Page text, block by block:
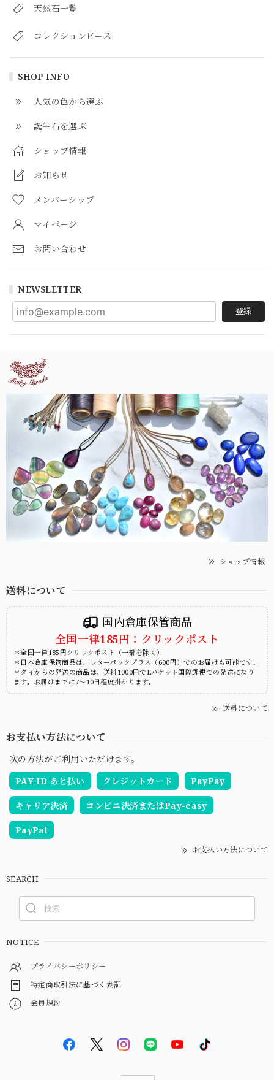
天然石一覧
コレクションピース
SHOP INFO
人気の色から選ぶ
誕生石を選ぶ
ショップ情報
お知らせ
メンバーシップ
マイページ
お問い合わせ
NEWSLETTER
登録
ショップ情報
送料について
国内倉庫保管商品
全国一律185円：クリックポスト
＊全国一律185円クリックポスト（一部を除く）
＊日本倉庫保管商品は、レターパックプラス（600円）でのお届けも可能です。
＊タイからの発送の商品は、送料1000円でEパケット国際郵便での発送になり
ます。お届けまでに7～10日程度掛かります。
送料について
お支払い方法について
次の方法がご利用いただけます。
PAY ID あと払い
クレジットカード PayPay
キャリア決済 コンビニ決済またはPay-easy
PayPal
お支払い方法について
SEARCH
NOTICE
プライバシーポリシー
特定商取引法に基づく表記
会員規約